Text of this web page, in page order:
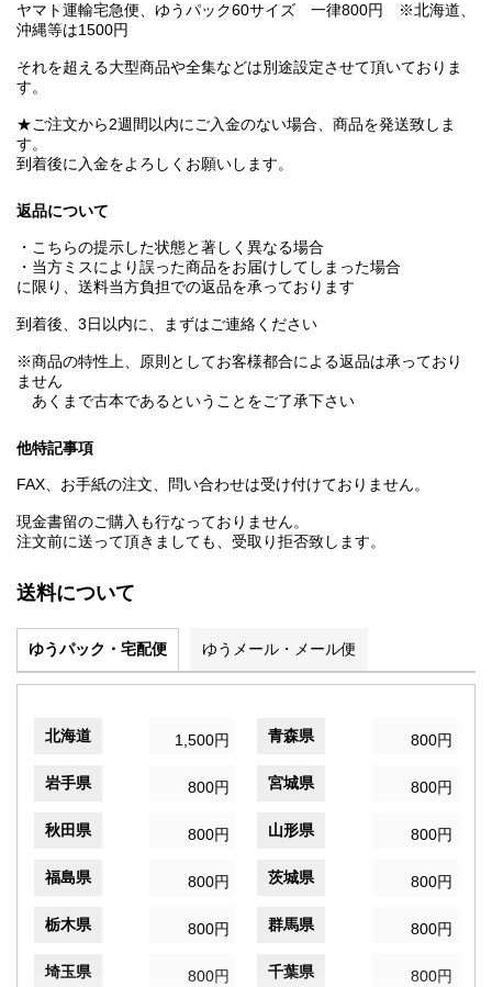
ヤマト運輸宅急便、ゆうパック60サイズ 一律800円 ※北海道、
沖縄等は1500円
それを超える大型商品や全集などは別途設定させて頂いておりま
す。
★ご注文から2週間以内にご入金のない場合、商品を発送致しま
す。
到着後に入金をよろしくお願いします。
返品について
・こちらの提示した状態と著しく異なる場合
・当方ミスにより誤った商品をお届けしてしまった場合
に限り、送料当方負担での返品を承っております
到着後、3日以内に、まずはご連絡ください
※商品の特性上、原則としてお客様都合による返品は承っており
ません
あくまで古本であるということをご了承下さい
他特記事項
FAX、お手紙の注文、問い合わせは受け付けておりません。
現金書留のご購入も行なっておりません。
注文前に送って頂きましても、受取り拒否致します。
送料について
ゆうパック・宅配便 ゆうメール・メール便
北海道 1,500円 青森県 800円
岩手県 800円 宮城県 800円
秋田県 800円 山形県 800円
福島県 800円 茨城県 800円
栃木県 800円 群馬県 800円
埼玉県 800円 千葉県 800円